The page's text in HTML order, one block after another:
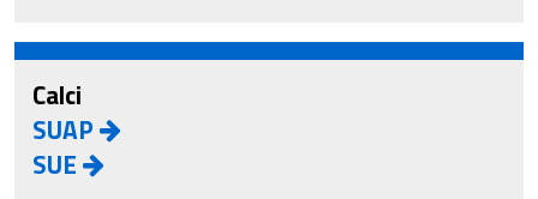
Calci
SUAP
SUE